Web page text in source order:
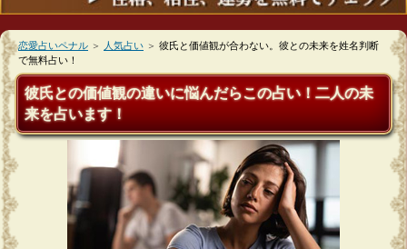
恋愛占いペナル ＞ 人気占い ＞ 彼氏と価値観が合わない。彼との未来を姓名判断
で無料占い！
彼氏との価値観の違いに悩んだらこの占い！二人の未
来を占います！